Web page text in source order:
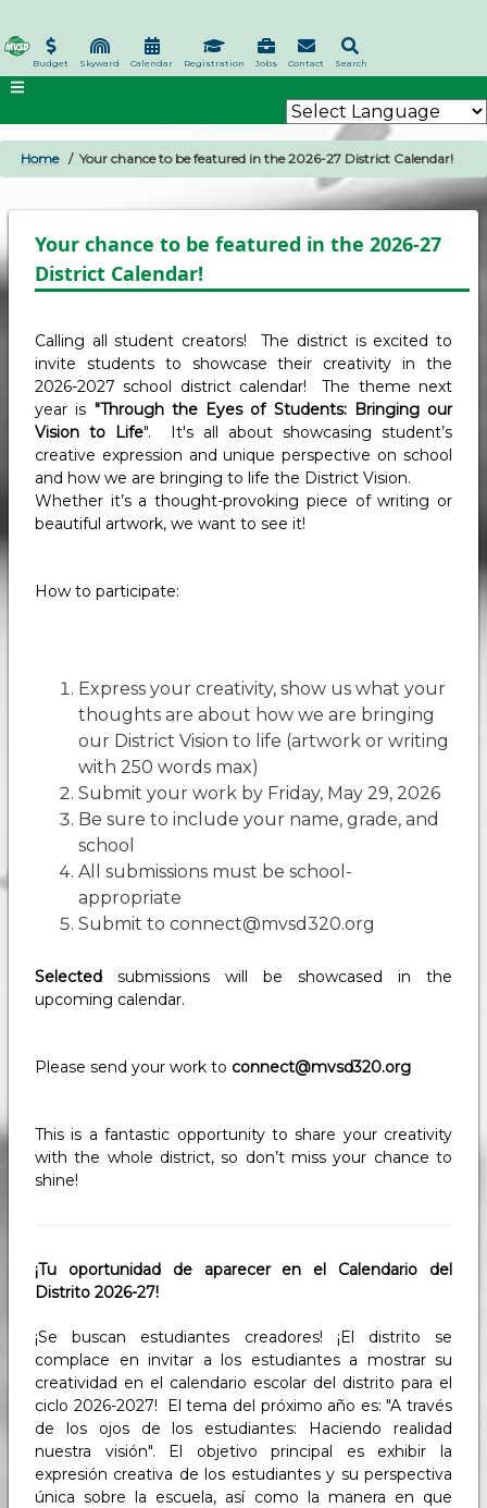
to
main
content
Search
Contact
Jobs
Registration
Calendar
Skyward
Budget
BREADCRUMB
Home Your chance to be featured in the 2026-27 District Calendar!
Your chance to be featured in the 2026-27
District Calendar!
Calling all student creators! The district is excited to
invite students to showcase their creativity in the
2026-2027 school district calendar! The theme next
year is "Through the Eyes of Students: Bringing our
Vision to Life". It's all about showcasing student’s
creative expression and unique perspective on school
and how we are bringing to life the District Vision.
Whether it’s a thought-provoking piece of writing or
beautiful artwork, we want to see it!
How to participate:
Express your creativity, show us what your
thoughts are about how we are bringing
our District Vision to life (artwork or writing
with 250 words max)
Submit your work by Friday, May 29, 2026
Be sure to include your name, grade, and
school
All submissions must be school-
appropriate
Submit to connect@mvsd320.org
Selected submissions will be showcased in the
upcoming calendar.
Please send your work to connect@mvsd320.org
This is a fantastic opportunity to share your creativity
with the whole district, so don’t miss your chance to
shine!
¡Tu oportunidad de aparecer en el Calendario del
Distrito 2026-27!
¡Se buscan estudiantes creadores! ¡El distrito se
complace en invitar a los estudiantes a mostrar su
creatividad en el calendario escolar del distrito para el
ciclo 2026-2027! El tema del próximo año es: "A través
de los ojos de los estudiantes: Haciendo realidad
nuestra visión". El objetivo principal es exhibir la
expresión creativa de los estudiantes y su perspectiva
única sobre la escuela, así como la manera en que